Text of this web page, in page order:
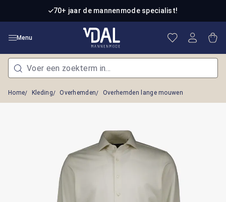
Ga naar de hoofdinhoud70+ jaar de mannenmode specialist!
Menu Je hebt 0
Home Kleding Overhemden Overhemden lange mouwen